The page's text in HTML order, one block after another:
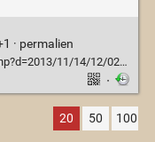
· permalien
11/14/12/02/20-western
·
20 50 100